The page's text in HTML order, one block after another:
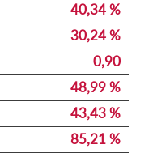
40,34 %
30,24 %
0,90
48,99 %
43,43 %
85,21 %